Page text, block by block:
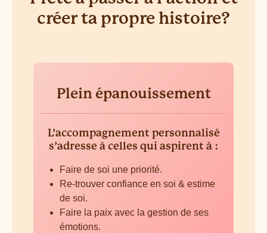
créer ta propre histoire?
Plein épanouissement
L’accompagnement personnalisé
s’adresse à celles qui aspirent à :
Faire de soi une priorité.
Re-trouver confiance en soi & estime
de soi.
Faire la paix avec la gestion de ses
émotions.